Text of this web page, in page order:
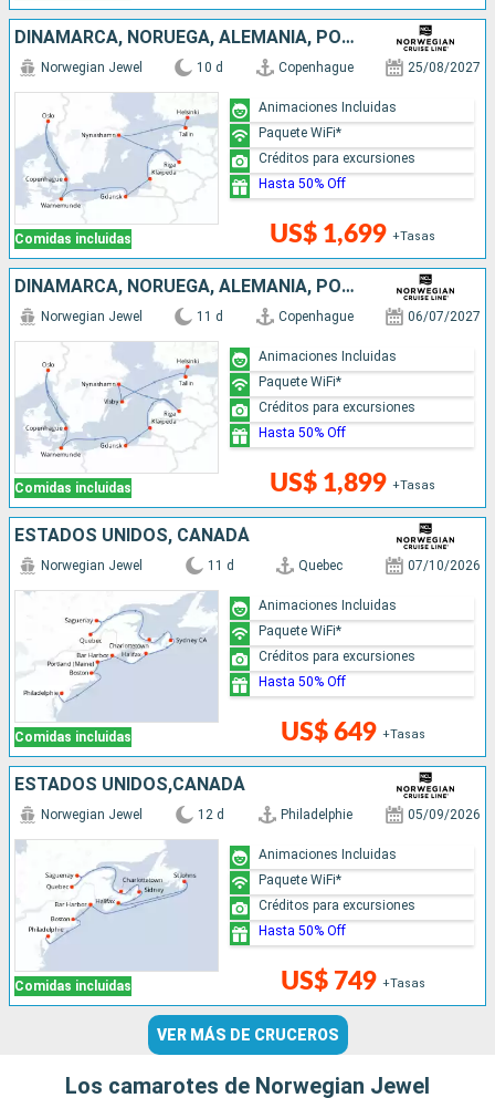
DINAMARCA, NORUEGA, ALEMANIA, POLONIA, LITUANIA, LETONIA, SUECIA, ESTONIA, FINLANDIA
Comidas incluidas
Norwegian Jewel 10 d Copenhague 25/08/2027
US$ 1,699 +Tasas
Animaciones Incluidas
Paquete WiFi*
Créditos para excursiones
Hasta 50% Off
DINAMARCA, NORUEGA, ALEMANIA, POLONIA, LITUANIA, LETONIA, SUECIA, ESTONIA, FINLANDIA
Comidas incluidas
Norwegian Jewel 11 d Copenhague 06/07/2027
US$ 1,899 +Tasas
Animaciones Incluidas
Paquete WiFi*
Créditos para excursiones
Hasta 50% Off
ESTADOS UNIDOS, CANADÁ
Comidas incluidas
Norwegian Jewel 11 d Quebec 07/10/2026
US$ 649 +Tasas
Animaciones Incluidas
Paquete WiFi*
Créditos para excursiones
Hasta 50% Off
ESTADOS UNIDOS,CANADÁ
Comidas incluidas
Norwegian Jewel 12 d Philadelphie 05/09/2026
US$ 749 +Tasas
Animaciones Incluidas
Paquete WiFi*
Créditos para excursiones
Hasta 50% Off
VER MÁS DE CRUCEROS
Los camarotes de Norwegian Jewel